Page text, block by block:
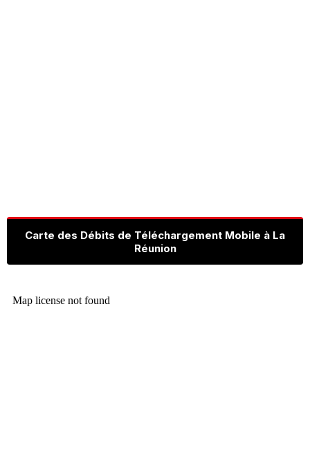
Carte des Débits de Téléchargement Mobile à La
Réunion